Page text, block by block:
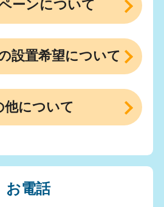
ーンについて
設置希望について
他について
お電話